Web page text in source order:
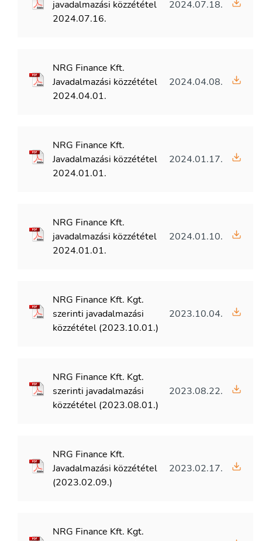
javadalmazási közzététel
2024.07.16.
2024.07.18.
NRG Finance Kft.
Javadalmazási közzététel
2024.04.01.
2024.04.08.
NRG Finance Kft.
Javadalmazási közzététel
2024.01.01.
2024.01.17.
NRG Finance Kft.
javadalmazási közzététel
2024.01.01.
2024.01.10.
NRG Finance Kft. Kgt.
szerinti javadalmazási
közzététel (2023.10.01.)
2023.10.04.
NRG Finance Kft. Kgt.
szerinti javadalmazási
közzététel (2023.08.01.)
2023.08.22.
NRG Finance Kft.
Javadalmazási közzététel
(2023.02.09.)
2023.02.17.
NRG Finance Kft. Kgt.